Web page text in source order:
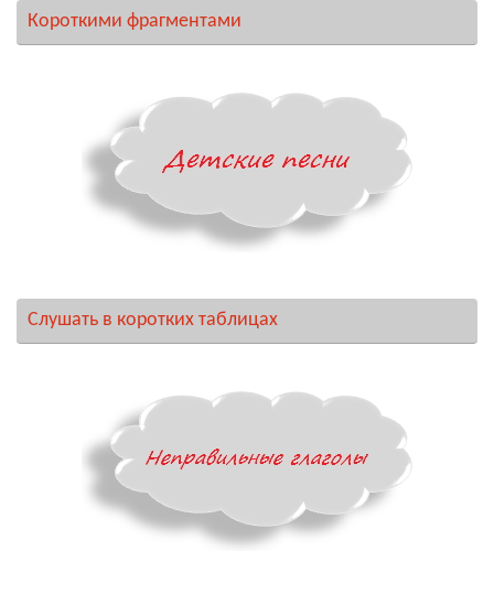
Короткими фрагментами
Слушать в коротких таблицах